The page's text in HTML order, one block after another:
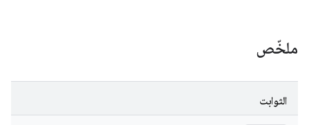
ملخّص
الثوابت